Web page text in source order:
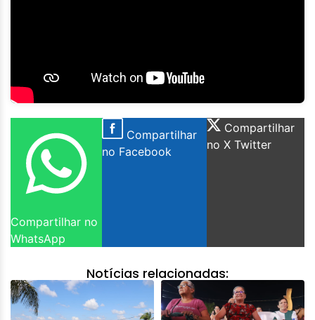
Compartilhar no
WhatsApp
Compartilhar
no Facebook
Compartilhar
no X Twitter
Notícias relacionadas: